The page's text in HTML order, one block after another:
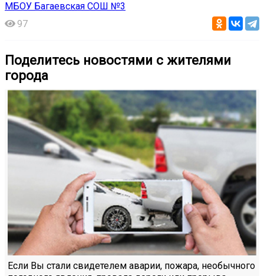
МБОУ Багаевская СОШ №3
97
Поделитесь новостями с жителями
города
Если Вы стали свидетелем аварии, пожара, необычного